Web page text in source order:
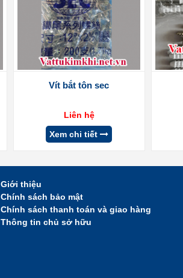
Vít bắt tôn sec
Liên hệ
Xem chi tiết
Giới thiệu
Chính sách bảo mật
Chính sách thanh toán và giao hàng
Thông tin chủ sở hữu